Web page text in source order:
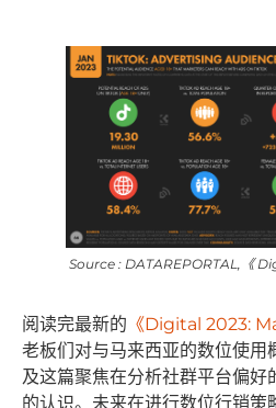
Source : DATAREPORTAL,《
阅读完最新的 《Digital 2023:
老板们对与马来西亚的数位使用
及这篇聚焦在分析社群平台偏好
的认识。未来在进行数位行销策